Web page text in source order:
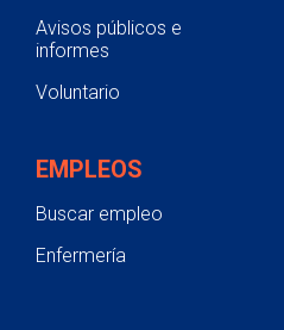
Avisos públicos e
informes
Voluntario
EMPLEOS
Buscar empleo
Enfermería